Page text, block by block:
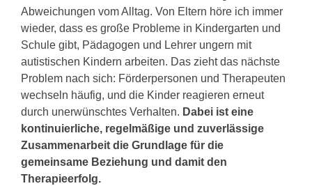
Abweichungen vom Alltag. Von Eltern höre ich immer
wieder, dass es große Probleme in Kindergarten und
Schule gibt, Pädagogen und Lehrer ungern mit
autistischen Kindern arbeiten. Das zieht das nächste
Problem nach sich: Förderpersonen und Therapeuten
wechseln häufig, und die Kinder reagieren erneut
durch unerwünschtes Verhalten. Dabei ist eine
kontinuierliche, regelmäßige und zuverlässige
Zusammenarbeit die Grundlage für die
gemeinsame Beziehung und damit den
Therapieerfolg.